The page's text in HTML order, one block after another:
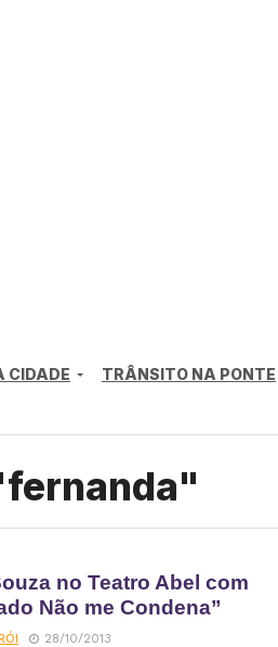
CIDADE TRÂNSITO NA PONTE
no Teatro Abel com
Não me Condena”
28/10/2013